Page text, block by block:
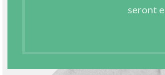
seront